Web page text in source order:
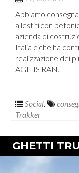
Abbiamo
allestiti con
azienda di
Italia e che ha
realizzazione dei
AGILIS RAN.
Social.
Trakker
GHETTI